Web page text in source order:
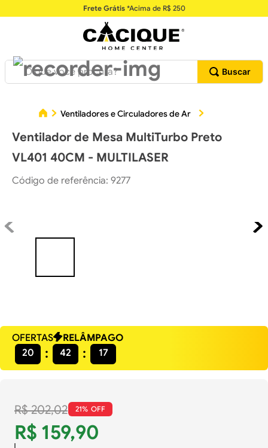
Frete Grátis*Acima de R$ 250
O que você procura?
Ventiladores e Circuladores de Ar
Ventilador de Mesa MultiTurbo Preto
VL401 40CM - MULTILASER
Código de referência: 9277
OFERTAS
RELÂMPAGO
20
42 16
R$ 202,02 21%
R$ 159,90